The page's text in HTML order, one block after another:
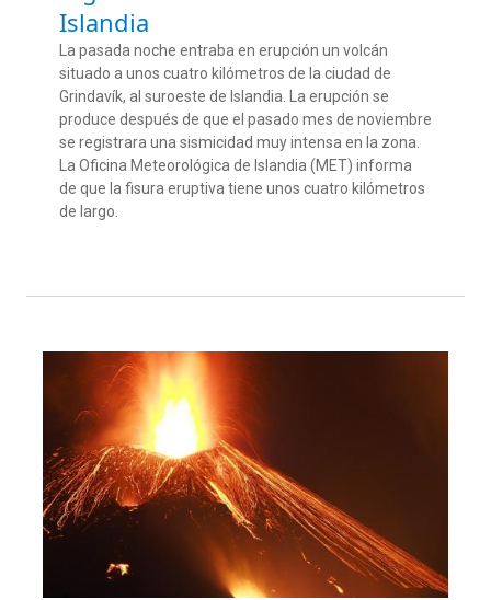
Islandia
La pasada noche entraba en erupción un volcán
situado a unos cuatro kilómetros de la ciudad de
Grindavík, al suroeste de Islandia. La erupción se
produce después de que el pasado mes de noviembre
se registrara una sismicidad muy intensa en la zona.
La Oficina Meteorológica de Islandia (MET) informa
de que la fisura eruptiva tiene unos cuatro kilómetros
de largo.